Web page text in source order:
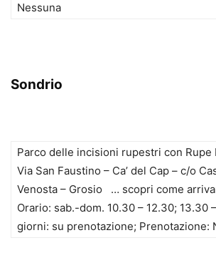
Nessuna
Sondrio
Parco delle incisioni rupestri con Rupe
Via San Faustino – Ca’ del Cap – c/o
Venosta – Grosio … scopri come
Orario: sab.-dom. 10.30 – 12.30; 13.30
giorni: su prenotazione; Prenotazione: